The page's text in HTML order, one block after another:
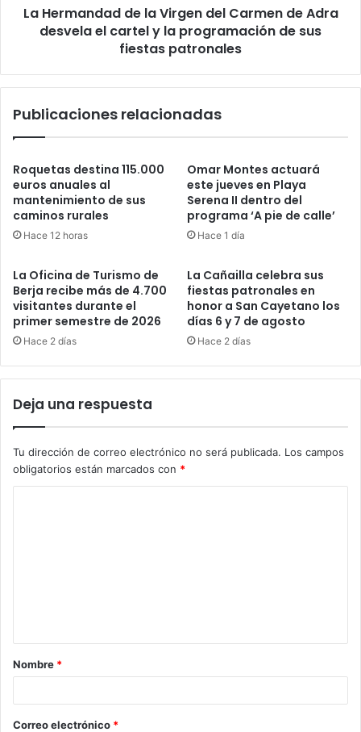
La Hermandad de la Virgen del Carmen de Adra
desvela el cartel y la programación de sus
fiestas patronales
Publicaciones relacionadas
Roquetas destina 115.000
euros anuales al
mantenimiento de sus
caminos rurales
Hace 12 horas
Omar Montes actuará
este jueves en Playa
Serena II dentro del
programa ‘A pie de calle’
Hace 1 día
La Oficina de Turismo de
Berja recibe más de 4.700
visitantes durante el
primer semestre de 2026
Hace 2 días
La Cañailla celebra sus
fiestas patronales en
honor a San Cayetano los
días 6 y 7 de agosto
Hace 2 días
Deja una respuesta
Tu dirección de correo electrónico no será publicada. Los campos
obligatorios están marcados con *
a
r
Nombre *
Correo electrónico *